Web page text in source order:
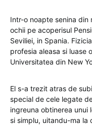
Intr-o noapte senina din
ochii pe acoperisul
Seviliei, in Spania.
profesia aleasa si luase
Universitatea din New
El s-a trezit atras de
special de cele legate
ingreuna obtinerea unui
si simplu, uitandu-ma la